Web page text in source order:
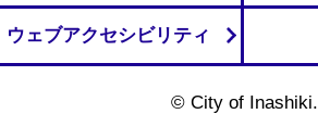
ウェブアクセシビリティ
© City of Inashiki.